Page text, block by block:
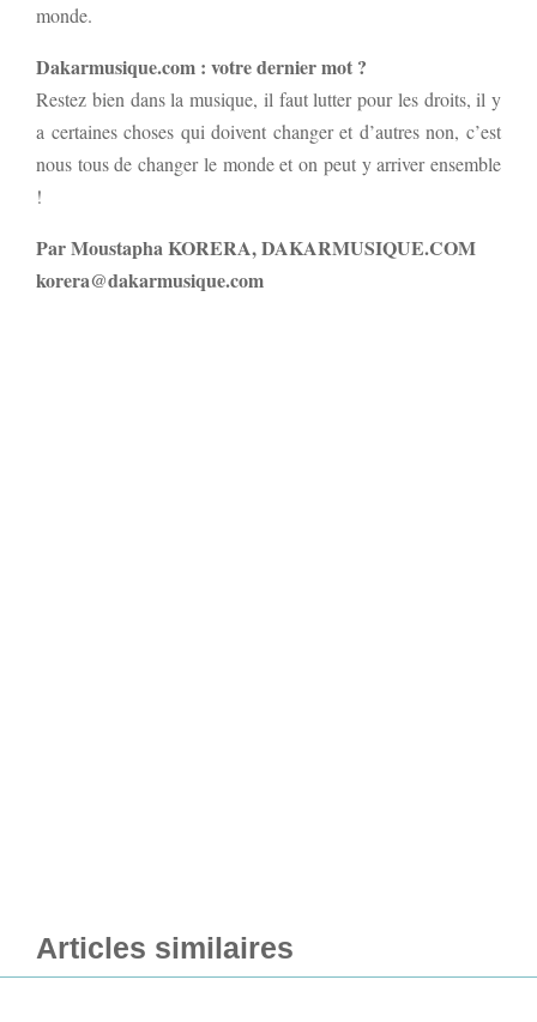
monde.
Dakarmusique.com : votre dernier mot ?
Restez bien dans la musique, il faut lutter pour les droits, il y
a certaines choses qui doivent changer et d’autres non, c’est
nous tous de changer le monde et on peut y arriver ensemble
!
Par Moustapha KORERA, DAKARMUSIQUE.COM
korera@dakarmusique.com
Articles similaires